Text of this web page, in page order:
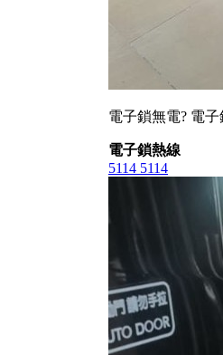
電子鎖無電? 電
電子鎖熱線
5114 5114